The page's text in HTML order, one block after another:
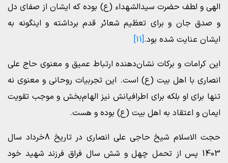
الهی و لطف حضرت سیدالشهداء (ع) بوده که ایشان از صفای دل
و صدق جان و برای تعظیم شعائر قدم برداشته و اینگونه به
ایشان عنایت شده بود.[11]
این کرامات و برکات نشان‌دهنده ارتباط عمیق و معنوی حاج علی
انصاری با اهل بیت (ع) است. این تجربیات روحانی و معنوی نه
تنها برای او بلکه برای اطرافیانش نیز الهام‌بخش و موجب تقویت
ایمان و اعتقاد به اهل بیت (ع) بوده و هست.
حجت الاسلام شیخ حاجی علی انصاری در تاریخ 8خرداد سال
1403 پس از تحمل چهل و شش سال فراق فرزند شهید خود